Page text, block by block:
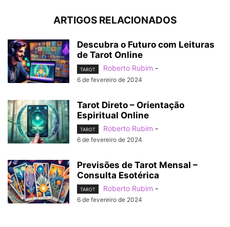
ARTIGOS RELACIONADOS
Descubra o Futuro com Leituras
de Tarot Online
TAROT Roberto Rubim -
6 de fevereiro de 2024
Tarot Direto – Orientação
Espiritual Online
TAROT Roberto Rubim -
6 de fevereiro de 2024
Previsões de Tarot Mensal –
Consulta Esotérica
TAROT Roberto Rubim -
6 de fevereiro de 2024